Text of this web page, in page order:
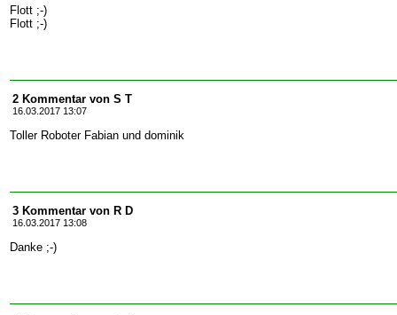
Flott ;-)
Flott ;-)
2 Kommentar von S T
16.03.2017 13:07
Toller Roboter Fabian und dominik
3 Kommentar von R D
16.03.2017 13:08
Danke ;-)